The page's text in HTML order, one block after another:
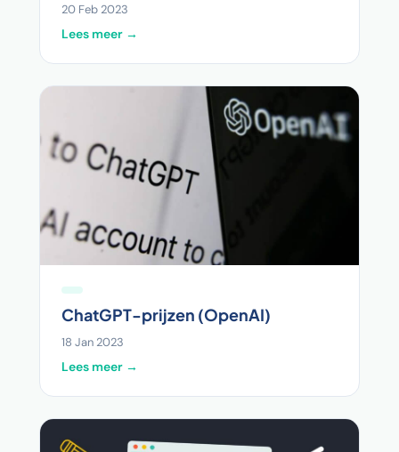
20 Feb 2023
Lees meer →
ChatGPT-prijzen (OpenAI)
18 Jan 2023
Lees meer →